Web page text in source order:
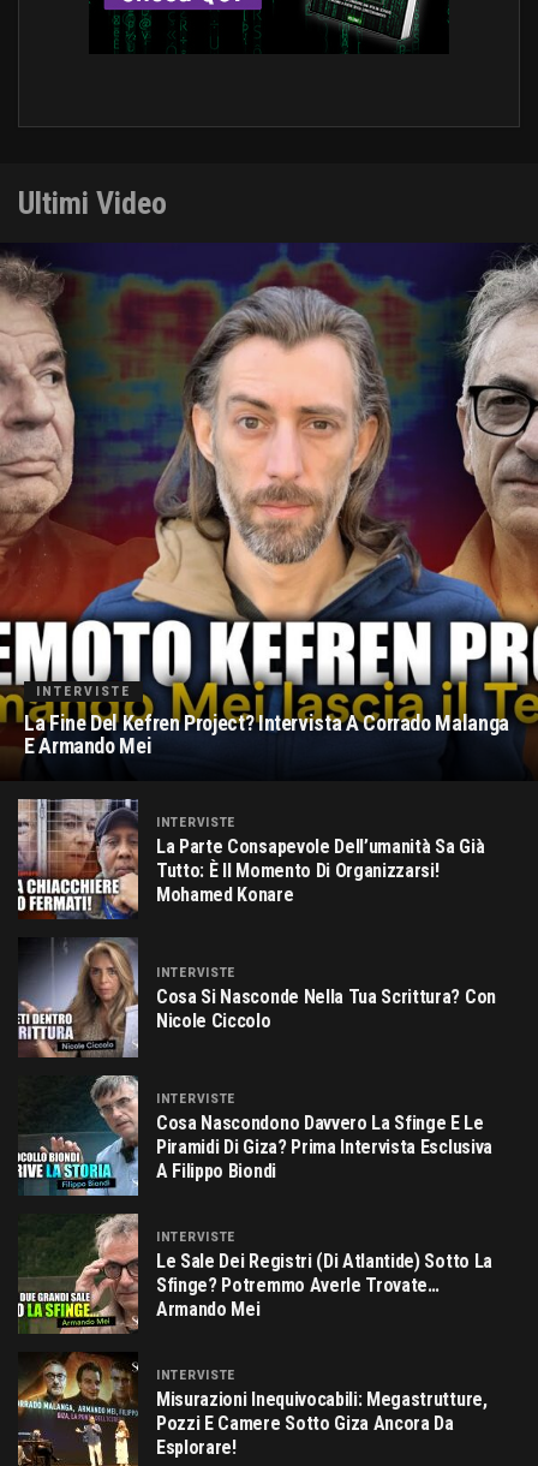
Ultimi Video
INTERVISTE
La Fine Del Kefren Project? Intervista A Corrado Malanga
E Armando Mei
INTERVISTE
La Parte Consapevole Dell’umanità Sa Già
Tutto: È Il Momento Di Organizzarsi!
Mohamed Konare
INTERVISTE
Cosa Si Nasconde Nella Tua Scrittura? Con
Nicole Ciccolo
INTERVISTE
Cosa Nascondono Davvero La Sfinge E Le
Piramidi Di Giza? Prima Intervista Esclusiva
A Filippo Biondi
INTERVISTE
Le Sale Dei Registri (di Atlantide) Sotto La
Sfinge? Potremmo Averle Trovate…
Armando Mei
INTERVISTE
Misurazioni Inequivocabili: Megastrutture,
Pozzi E Camere Sotto Giza Ancora Da
Esplorare!